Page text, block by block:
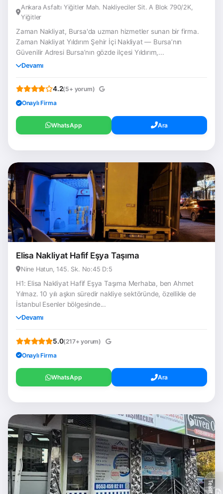
Ankara Asfaltı Yiğitler Mah. Nakliyeciler Sit. A Blok 790/2K,
Yiğitler
Zaman Nakliyat, Bursa'da uzman hizmetler sunan bir firma.
Zaman Nakliyat Yıldırım Şehir İçi Nakliyat — Bursa’nın
Güvenilir Adresi Bursa’nın gözde ilçesi Yıldırım,...
Devamı
4.2(5+ yorum)
Onaylı Firma
WhatsApp Ara
Elisa Nakliyat Hafif Eşya Taşıma
Nine Hatun, 145. Sk. No:45 D:5
H1: Elisa Nakliyat Hafif Eşya Taşıma Merhaba, ben Ahmet
Yılmaz. 10 yılı aşkın süredir nakliye sektöründe, özellikle de
İstanbul Esenler bölgesinde...
Devamı
5.0(217+ yorum)
Onaylı Firma
WhatsApp Ara